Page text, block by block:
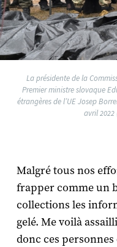
La présidente de la
Premier ministre slovaque
étrangères de l’UE Josep
avril 2022
Malgré tous nos
frapper comme un
collections les
gelé. Me voilà
donc ces